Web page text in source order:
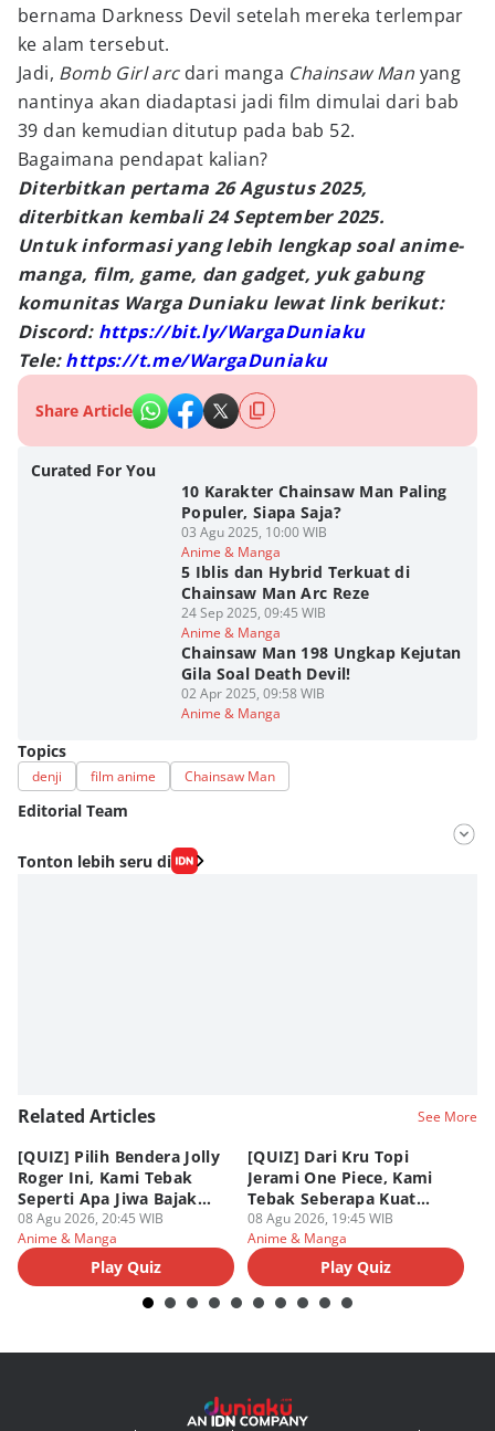
bernama Darkness Devil setelah mereka terlempar
ke alam tersebut.
Jadi, Bomb Girl arc dari manga Chainsaw Man yang
nantinya akan diadaptasi jadi film dimulai dari bab
39 dan kemudian ditutup pada bab 52.
Bagaimana pendapat kalian?
Diterbitkan pertama 26 Agustus 2025,
diterbitkan kembali 24 September 2025.
Untuk informasi yang lebih lengkap soal anime-
manga, film, game, dan gadget, yuk gabung
komunitas Warga Duniaku lewat link berikut:
Discord: https://bit.ly/WargaDuniaku
Tele:https://t.me/WargaDuniaku
Share Article
Curated For You
10 Karakter Chainsaw Man Paling
Populer, Siapa Saja?
03 Agu 2025, 10:00 WIB
Anime & Manga
5 Iblis dan Hybrid Terkuat di
Chainsaw Man Arc Reze
24 Sep 2025, 09:45 WIB
Anime & Manga
Chainsaw Man 198 Ungkap Kejutan
Gila Soal Death Devil!
02 Apr 2025, 09:58 WIB
Anime & Manga
Topics
denji film anime Chainsaw Man
Editorial Team
Editor
Fahrul Razi Uni Nurullah
Tonton lebih seru di
Related Articles See More
[QUIZ] Pilih Bendera Jolly
Roger Ini, Kami Tebak
Seperti Apa Jiwa Bajak
Laut Dalam Dirimu
08 Agu 2026, 20:45 WIB
Anime & Manga
Play Quiz
[QUIZ] Dari Kru Topi
Jerami One Piece, Kami
Tebak Seberapa Kuat
Mentalmu
08 Agu 2026, 19:45 WIB
Anime & Manga
Play Quiz